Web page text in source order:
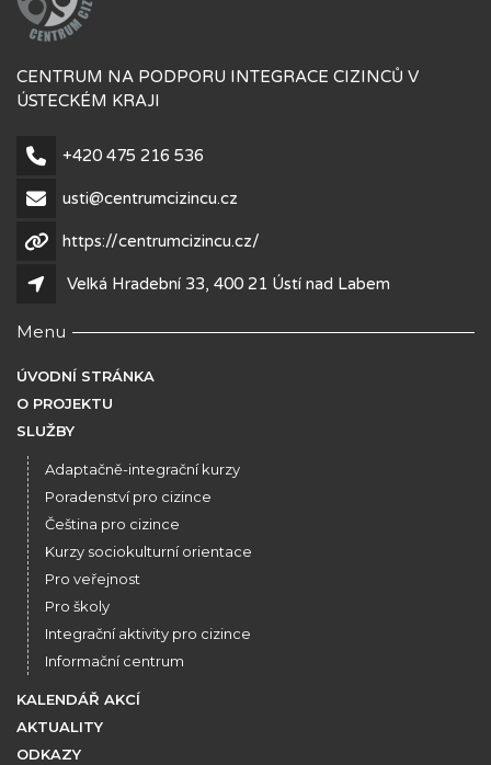
CENTRUM NA PODPORU INTEGRACE CIZINCŮ V
ÚSTECKÉM KRAJI
+420 475 216 536
usti@centrumcizincu.cz
https://centrumcizincu.cz/
Velká Hradební 33, 400 21 Ústí nad Labem
Menu
ÚVODNÍ STRÁNKA
O PROJEKTU
SLUŽBY
Adaptačně-integrační kurzy
Poradenství pro cizince
Čeština pro cizince
Kurzy sociokulturní orientace
Pro veřejnost
Pro školy
Integrační aktivity pro cizince
Informační centrum
KALENDÁŘ AKCÍ
AKTUALITY
ODKAZY